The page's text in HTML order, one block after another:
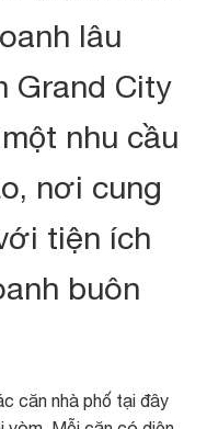
lâu
Grand City
nhu cầu
nơi cung
tiện ích
buôn
căn nhà phố tại đây